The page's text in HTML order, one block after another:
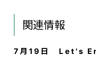
関連情報
7月19日 Let's